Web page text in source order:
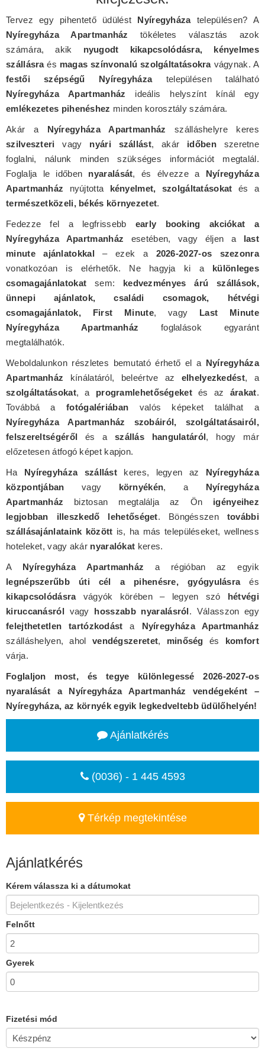
Tervez egy pihentető üdülést Nyíregyházatelepülésen? A
Nyíregyháza Apartmanház
tökéletes választás azok
számára, akik nyugodt kikapcsolódásra, kényelmes
szállásraés magas színvonalú szolgáltatásokravágynak. A
festői szépségű Nyíregyházatelepülésen található
Nyíregyháza Apartmanház ideális helyszínt kínál egy
emlékezetes pihenéshez minden korosztály számára.
Akár a Nyíregyháza Apartmanház szálláshelyre keres
szilveszteri vagy nyári szállást, akár időbenszeretne
foglalni, nálunk minden szükséges információt megtalál.
Foglalja le időben nyaralását, és élvezze a Nyíregyháza
Apartmanház nyújtotta kényelmet, szolgáltatásokat és a
természetközeli, békés környezetet.
Fedezze fel a legfrissebb early booking akciókat a
Nyíregyháza Apartmanház esetében, vagy éljen a last
minute ajánlatokkal – ezek a 2026-2027-os szezonra
vonatkozóan is elérhetők. Ne hagyja ki a különleges
csomagajánlatokat sem: kedvezményes árú szállások,
ünnepi ajánlatok, családi csomagok, hétvégi
csomagajánlatok, First Minute, vagy Last Minute
Nyíregyháza Apartmanház foglalások egyaránt
megtalálhatók.
Weboldalunkon részletes bemutató érhető el a Nyíregyháza
Apartmanház kínálatáról, beleértve az elhelyezkedést, a
szolgáltatásokat, a programlehetőségeketés az árakat.
Továbbá afotógalériában valós képeket találhat a
Nyíregyháza Apartmanház szobáiról, szolgáltatásairól,
felszereltségéről és a szállás hangulatáról, hogy már
előzetesen átfogó képet kapjon.
Ha Nyíregyháza szállást keres, legyen az Nyíregyháza
központjában vagy környékén, a Nyíregyháza
Apartmanház biztosan megtalálja az Ön igényeihez
legjobban illeszkedő lehetőséget. Böngésszen további
szállásajánlataink között is, ha más településeket, wellness
hoteleket, vagy akár nyaralókat keres.
A Nyíregyháza Apartmanház a régióban az egyik
legnépszerűbb úti cél a pihenésre, gyógyulásraés
kikapcsolódásravágyók körében – legyen szó hétvégi
kiruccanásról vagy hosszabb nyaralásról. Válasszon egy
felejthetetlen tartózkodást a Nyíregyháza Apartmanház
szálláshelyen, ahol vendégszeretet, minőség és komfort
várja.
Foglaljon most, és tegye különlegessé 2026-2027-os
nyaralását a Nyíregyháza Apartmanház vendégeként –
Nyíregyháza, az környék egyik legkedveltebb üdülőhelyén!
Ajánlatkérés
(0036) - 1 445 4593
Térkép megtekintése
Ajánlatkérés
Kérem válassza ki a dátumokat
Felnőtt
Gyerek
Fizetési mód